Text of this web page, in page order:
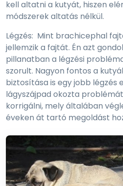
kell altatni a kutyát, hiszen
módszerek altatás nélkül.
Légzés: Mint brachicephal
jellemzik a fajtát. Én azt
pillanatban a légzési
szorult. Nagyon fontos a
biztosítása is egy jobb légzés
lágyszájpad okozta
korrigálni, mely általában
éveken át tartó megoldást